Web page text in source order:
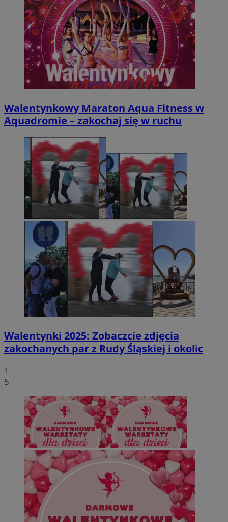
Walentynkowy Maraton Aqua Fitness w
Aquadromie – zakochaj się w ruchu
Walentynki 2025: Zobaczcie zdjęcia
zakochanych par z Rudy Śląskiej i okolic
1
5